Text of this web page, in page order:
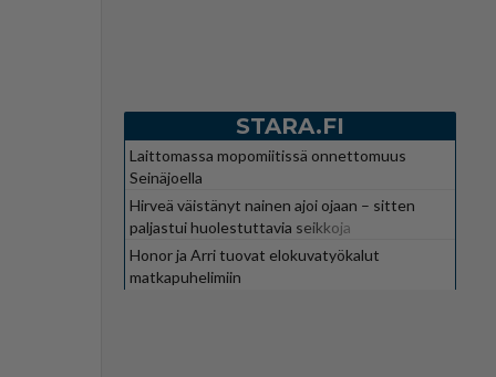
STARA.FI
Laittomassa mopomiitissä onnettomuus
Seinäjoella
Hirveä väistänyt nainen ajoi ojaan – sitten
paljastui huolestuttavia seikkoja
Honor ja Arri tuovat elokuvatyökalut
matkapuhelimiin